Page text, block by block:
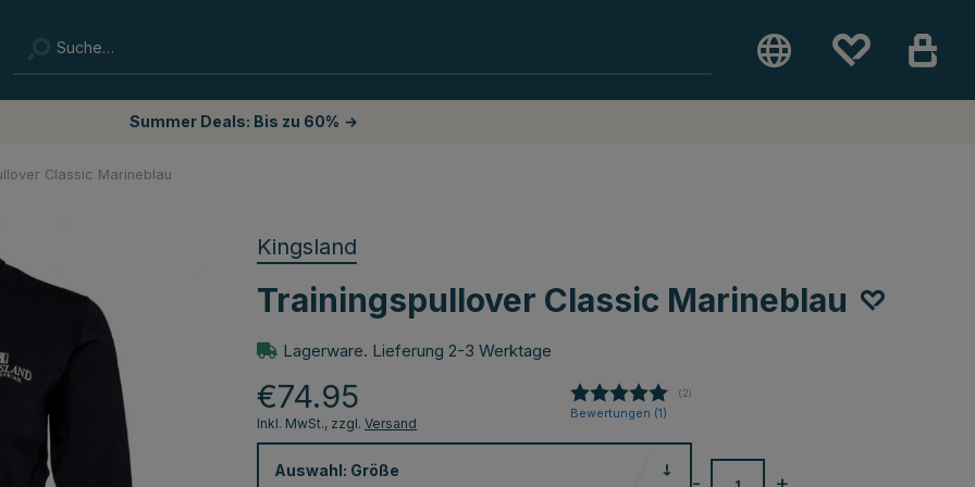
Summer Deals: Bis zu 60% →
Classic Marineblau
Kingsland
Trainingspullover Classic Marineblau
Lagerware. Lieferung 2-3 Werktage
€74.95 (abgegebene bewertungen:
2)
Bewertungen (1)
Inkl. MwSt., zzgl. Versand
Auswahl: Größe